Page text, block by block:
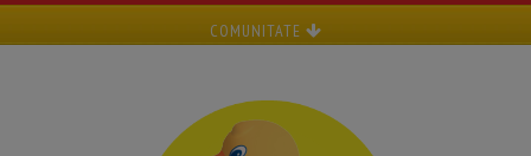
COMUNITATE